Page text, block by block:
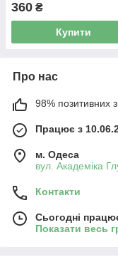
360 ₴
Купити
Про нас
98% позитивних з
Працює з
м. Одеса
вул. Академіка
Контакти
Сьогодні
Показати весь